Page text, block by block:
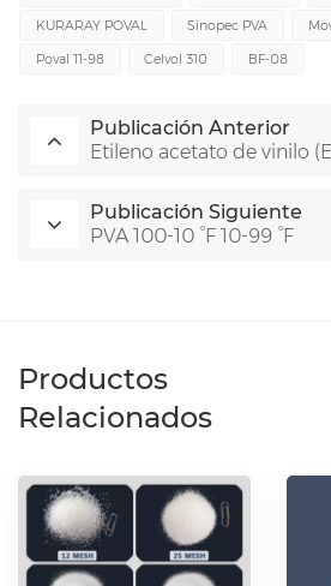
KURARAY POVAL
Sinopec PVA
Poval 11-98
Celvol 310 BF-08
Publicación Anterior
Etileno acetato de vinilo
Publicación Siguiente
PVA 100-10 °F 10-99 °F
Productos
Relacionados